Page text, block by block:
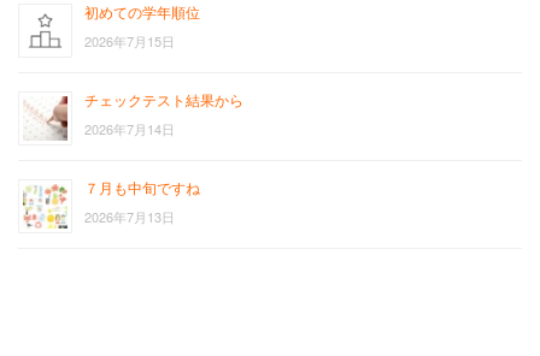
初めての学年順位
2026年7月15日
チェックテスト結果から
2026年7月14日
７月も中旬ですね
2026年7月13日